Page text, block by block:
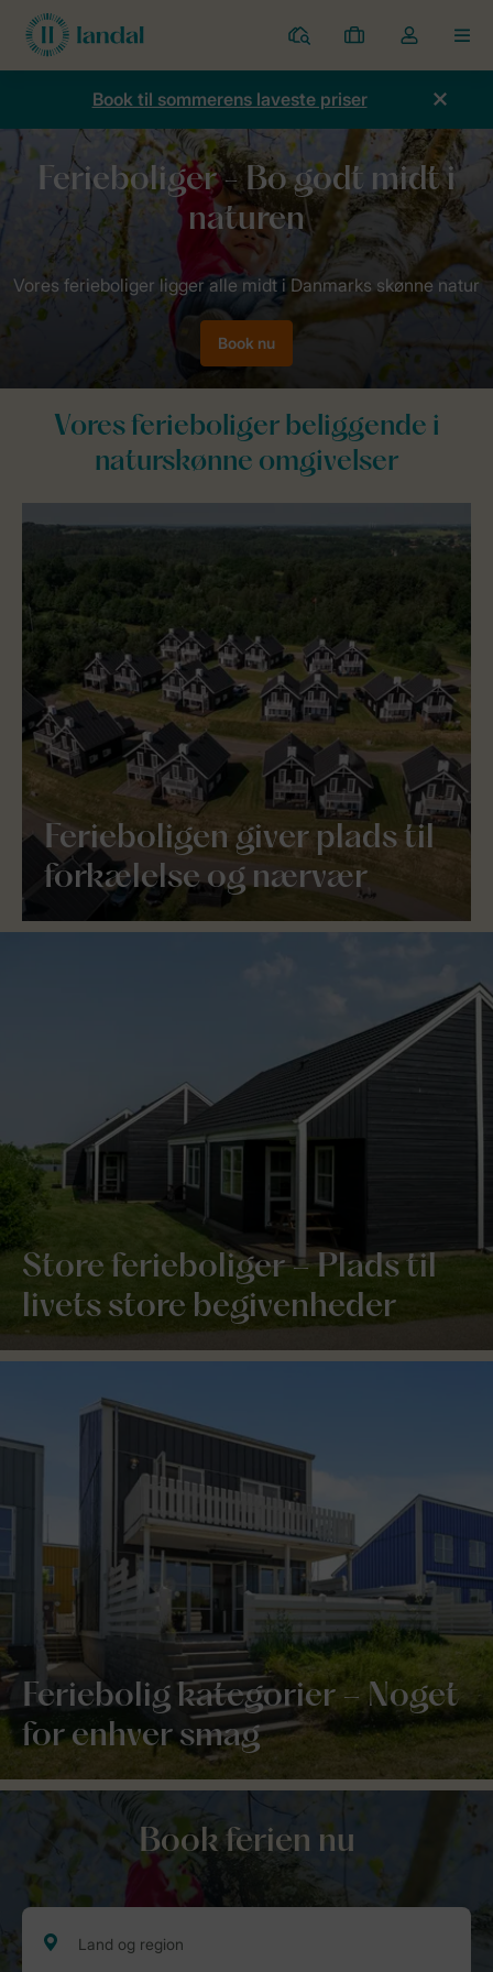
Parker
Mine
bookinger
Toggle
the
dropdown
Book til sommerens laveste priser
Forside Sommerhuse
Book nu
Vores ferieboliger beliggende i
naturskønne omgivelser
Ferieboligen giver plads til
forkælelse og nærvær
Store ferieboliger – Plads til
livets store begivenheder
Feriebolig kategorier – Noget
for enhver smag
Book ferien nu